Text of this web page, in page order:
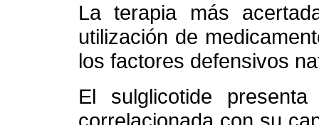
La terapia más
utilización de
los factores defensivos
El sulglicotide